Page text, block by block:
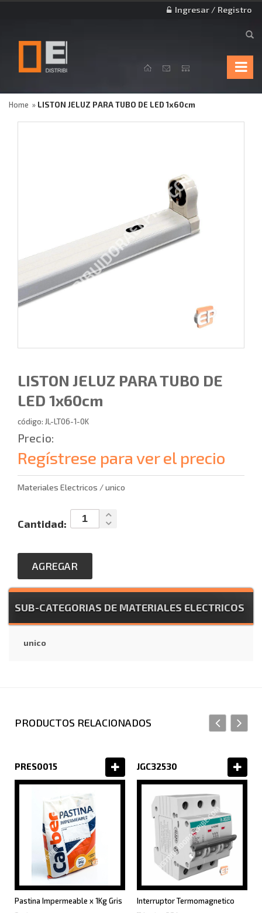
Ingresar / Registro
Home LISTON JELUZ PARA TUBO DE LED 1x60cm
LISTON JELUZ PARA TUBO DE
LED 1x60cm
código: JL-LT06-1-0K
Precio:
Regístrese para ver el precio
Materiales Electricos / unico
Cantidad:
AGREGAR
SUB-CATEGORIAS DE MATERIALES ELECTRICOS
unico
PRODUCTOS RELACIONADOS
PRES0015
Pastina Impermeable x 1Kg Gris
JGC32530
Interruptor Termomagnetico